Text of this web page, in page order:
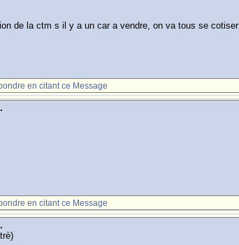
de la ctm s il y a un car a vendre, on va tous se
en citant ce Message
en citant ce Message